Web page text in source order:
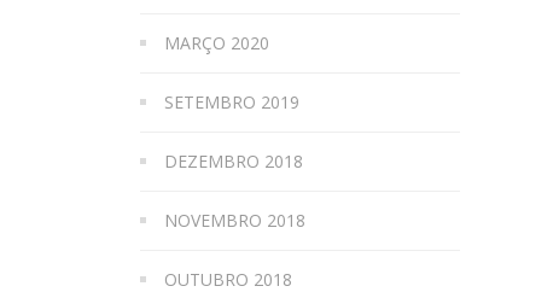
MARÇO 2020
SETEMBRO 2019
DEZEMBRO 2018
NOVEMBRO 2018
OUTUBRO 2018